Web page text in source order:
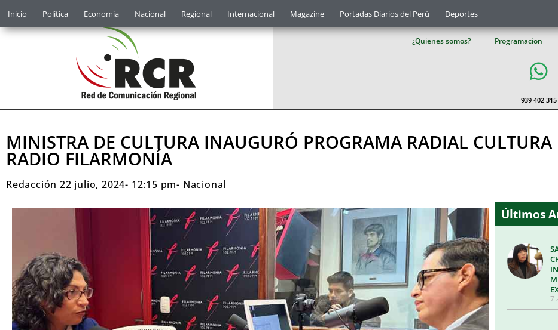
Inicio Política Economía Nacional Regional Internacional Magazine Portadas Diarios del Perú Deportes
¿Quienes somos? Programacion
939 402 315
MINISTRA DE CULTURA INAUGURÓ PROGRAMA RADIAL CULTURA
RADIO FILARMONÍA
Redacción 22 julio, 2024- 12:15 pm- Nacional
Últimos
7